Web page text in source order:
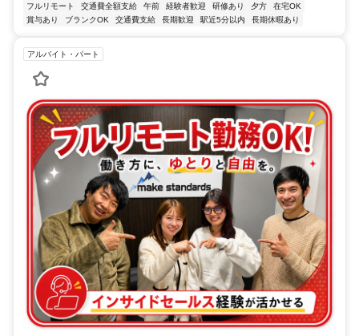
フルリモート
交通費全額支給 午前 経験者歓迎 研修あり 夕方
在宅OK
賞与あり
ブランクOK 交通費支給 長期歓迎 駅近5分以内 長期休暇あり
アルバイト・パート